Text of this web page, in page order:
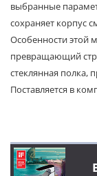
выбранные
сохраняет корпус
Особенности этой
превращающий
стеклянная полка,
Поставляется в